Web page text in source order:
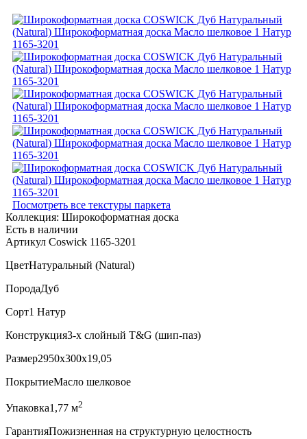
Посмотреть все текстуры паркета
Коллекция: Широкоформатная доска
Есть в наличии
Артикул Coswick 1165-3201
ЦветНатуральный (Natural)
ПородаДуб
Сорт1 Натур
Конструкция3-х слойный T&G (шип-паз)
Размер2950x300x19,05
ПокрытиеМасло шелковое
Упаковка1,77 м2
ГарантияПожизненная на структурную целостность